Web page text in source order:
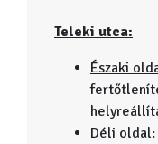
Teleki utca:
Északi
Déli oldal: